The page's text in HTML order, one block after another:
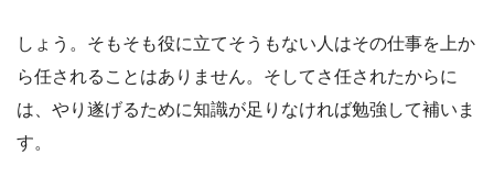
しょう。そもそも役に立てそうもない人はその仕事を上か
ら任されることはありません。そしてさ任されたからに
は、やり遂げるために知識が足りなければ勉強して補いま
す。